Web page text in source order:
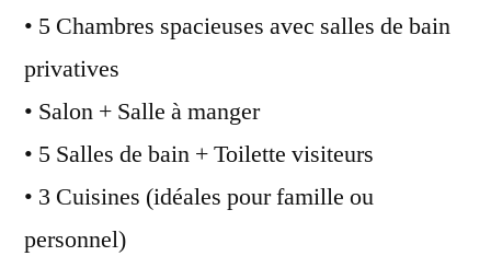
• 5 Chambres spacieuses avec salles de bain
privatives
• Salon + Salle à manger
• 5 Salles de bain + Toilette visiteurs
• 3 Cuisines (idéales pour famille ou
personnel)